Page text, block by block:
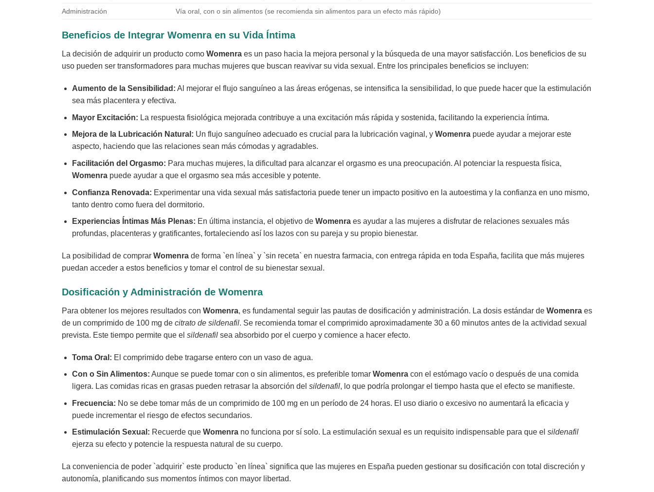
Administración Vía oral, con o sin alimentos (se recomienda sin alimentos para un efecto más rápido)
Beneficios de Integrar Womenra en su Vida Íntima
La decisión de adquirir un producto como Womenra es un paso hacia la mejora personal y la búsqueda de una mayor satisfacción. Los beneficios de su
uso pueden ser transformadores para muchas mujeres que buscan reavivar su vida sexual. Entre los principales beneficios se incluyen:
Aumento de la Sensibilidad: Al mejorar el flujo sanguíneo a las áreas erógenas, se intensifica la sensibilidad, lo que puede hacer que la estimulación
sea más placentera y efectiva.
Mayor Excitación: La respuesta fisiológica mejorada contribuye a una excitación más rápida y sostenida, facilitando la experiencia íntima.
Mejora de la Lubricación Natural: Un flujo sanguíneo adecuado es crucial para la lubricación vaginal, y Womenrapuede ayudar a mejorar este
aspecto, haciendo que las relaciones sean más cómodas y agradables.
Facilitación del Orgasmo: Para muchas mujeres, la dificultad para alcanzar el orgasmo es una preocupación. Al potenciar la respuesta física,
Womenrapuede ayudar a que el orgasmo sea más accesible y potente.
Confianza Renovada: Experimentar una vida sexual más satisfactoria puede tener un impacto positivo en la autoestima y la confianza en uno mismo,
tanto dentro como fuera del dormitorio.
Experiencias Íntimas Más Plenas: En última instancia, el objetivo de Womenraes ayudar a las mujeres a disfrutar de relaciones sexuales más
profundas, placenteras y gratificantes, fortaleciendo así los lazos con su pareja y su propio bienestar.
La posibilidad de comprar Womenra de forma `en línea` y `sin receta` en nuestra farmacia, con entrega rápida en toda España, facilita que más mujeres
puedan acceder a estos beneficios y tomar el control de su bienestar sexual.
Dosificación y Administración de Womenra
Para obtener los mejores resultados con Womenra, es fundamental seguir las pautas de dosificación y administración. La dosis estándar de Womenra es
de un comprimido de 100 mg de citrato de sildenafil. Se recomienda tomar el comprimido aproximadamente 30 a 60 minutos antes de la actividad sexual
prevista. Este tiempo permite que el sildenafil sea absorbido por el cuerpo y comience a hacer efecto.
Toma Oral: El comprimido debe tragarse entero con un vaso de agua.
Con o Sin Alimentos: Aunque se puede tomar con o sin alimentos, es preferible tomar Womenracon el estómago vacío o después de una comida
ligera. Las comidas ricas en grasas pueden retrasar la absorción del sildenafil, lo que podría prolongar el tiempo hasta que el efecto se manifieste.
Frecuencia: No se debe tomar más de un comprimido de 100 mg en un período de 24 horas. El uso diario o excesivo no aumentará la eficacia y
puede incrementar el riesgo de efectos secundarios.
Estimulación Sexual: Recuerde que Womenrano funciona por sí solo. La estimulación sexual es un requisito indispensable para que el sildenafil
ejerza su efecto y potencie la respuesta natural de su cuerpo.
La conveniencia de poder `adquirir` este producto `en línea` significa que las mujeres en España pueden gestionar su dosificación con total discreción y
autonomía, planificando sus momentos íntimos con mayor libertad.